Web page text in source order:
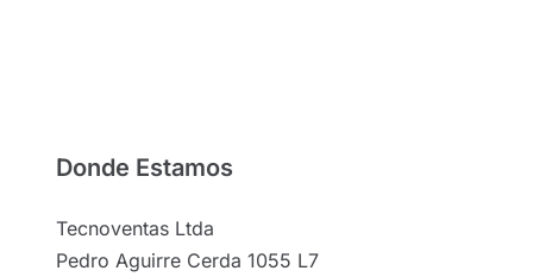
Donde Estamos
Tecnoventas Ltda
Pedro Aguirre Cerda 1055 L7